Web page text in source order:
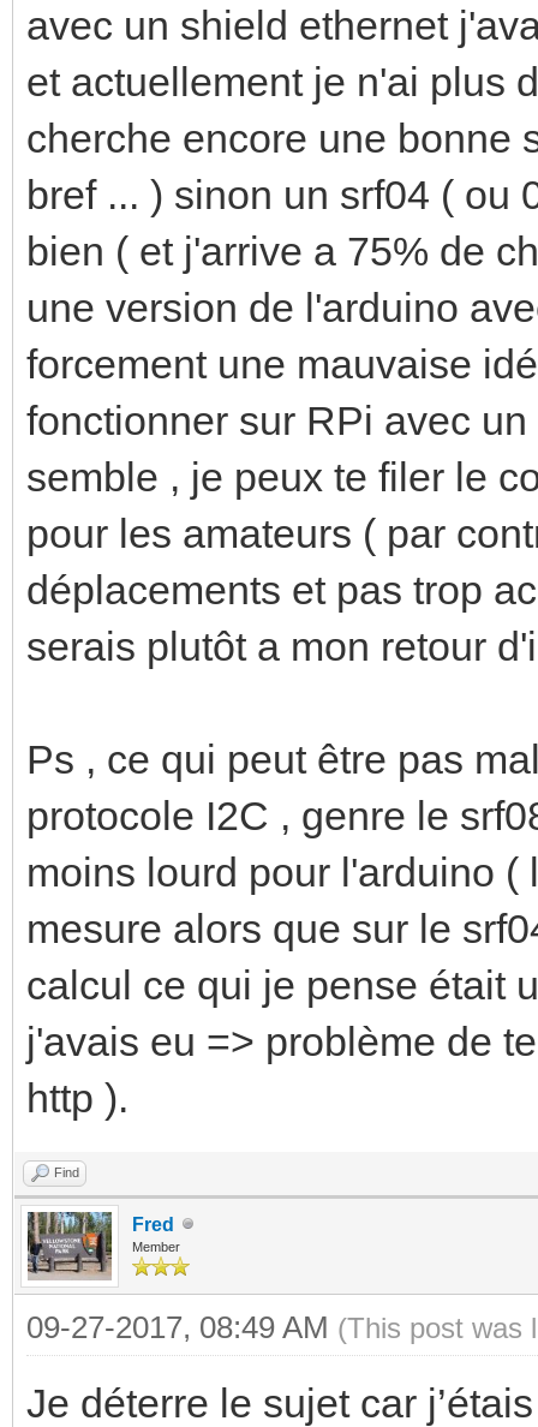
avec un shield ethernet
et actuellement je n'ai plus
cherche encore une bonne
bref ... ) sinon un srf04 ( ou
bien ( et j'arrive a 75% de
une version de l'arduino
forcement une mauvaise
fonctionner sur RPi avec
semble , je peux te filer le
pour les amateurs ( par
déplacements et pas trop
serais plutôt a mon retour
Ps , ce qui peut être pas
protocole I2C , genre le
moins lourd pour l'arduino
mesure alors que sur le
calcul ce qui je pense était
j'avais eu => problème de
http ).
Find
Fred
Member
09-27-2017, 08:49 AM (This post was
Je déterre le sujet car